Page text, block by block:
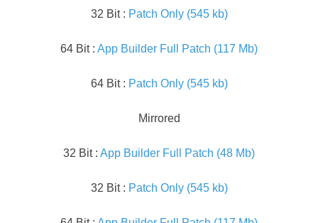
32 Bit : Patch Only (545 kb)
64 Bit : App Builder Full Patch (117 Mb)
64 Bit : Patch Only (545 kb)
Mirrored
32 Bit : App Builder Full Patch (48 Mb)
32 Bit : Patch Only (545 kb)